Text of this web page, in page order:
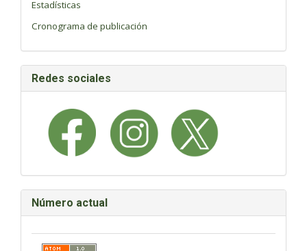
Estadísticas
Cronograma de publicación
Redes sociales
Número actual